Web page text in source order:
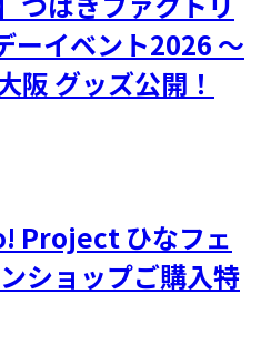
ーイベント2026 ～
阪 グッズ公開！
Project ひなフェ
ショップご購入特